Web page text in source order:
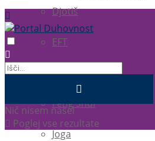
Djotiš
EFT
Ezoterika
Feng Shui
Joga
Nič nisem našel
Poglej vse rezultate